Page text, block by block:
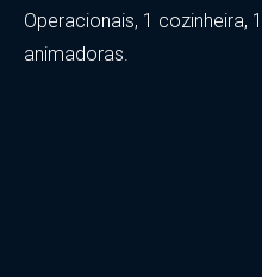
Operacionais, 1 cozinheira,
animadoras.